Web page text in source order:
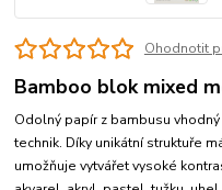
Ohodnotit
Bamboo blok mixed
Odolný papír z bambusu
technik. Díky unikátní struktuře
umožňuje vytvářet vysoké